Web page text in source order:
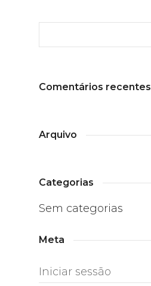
Comentários recentes
Arquivo
Categorias
Sem categorias
Meta
Iniciar sessão